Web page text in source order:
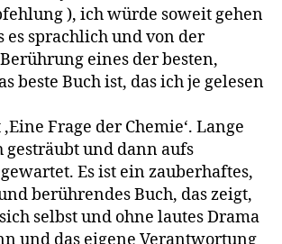
), ich würde soweit gehen
es sprachlich und von der
eines der besten,
beste Buch ist, das ich je gelesen
Frage der Chemie‘. Lange
gesträubt und dann aufs
Es ist ein zauberhaftes,
berührendes Buch, das zeigt,
selbst und ohne lautes Drama
und das eigene Verantwortung